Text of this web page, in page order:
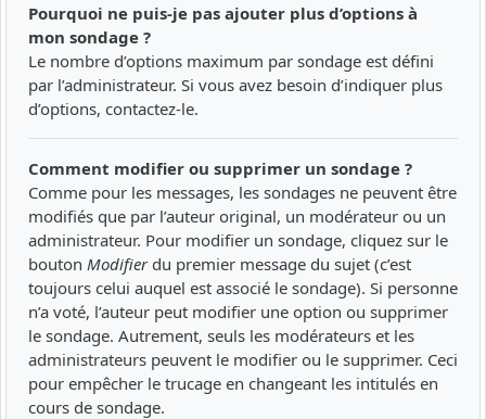
Pourquoi ne puis-je pas ajouter plus d’options à
mon sondage ?
Le nombre d’options maximum par sondage est défini
par l’administrateur. Si vous avez besoin d’indiquer plus
d’options, contactez-le.
Comment modifier ou supprimer un sondage ?
Comme pour les messages, les sondages ne peuvent être
modifiés que par l’auteur original, un modérateur ou un
administrateur. Pour modifier un sondage, cliquez sur le
bouton Modifierdu premier message du sujet (c’est
toujours celui auquel est associé le sondage). Si personne
n’a voté, l’auteur peut modifier une option ou supprimer
le sondage. Autrement, seuls les modérateurs et les
administrateurs peuvent le modifier ou le supprimer. Ceci
pour empêcher le trucage en changeant les intitulés en
cours de sondage.